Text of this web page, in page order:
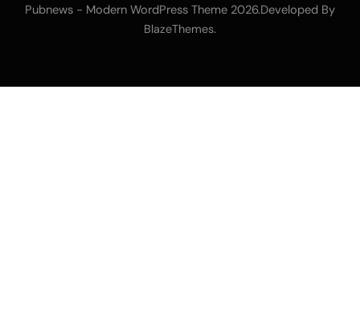
Pubnews - Modern WordPress Theme 2026.Developed By
BlazeThemes.